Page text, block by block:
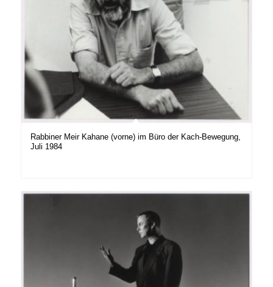
Rabbiner Meir Kahane (vorne) im Büro der Kach-Bewegung,
Juli 1984